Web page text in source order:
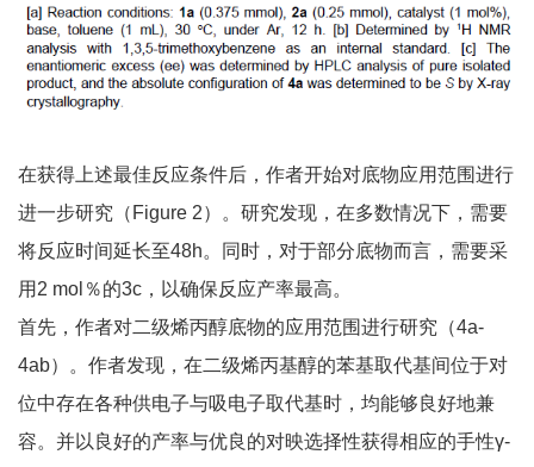
在获得上述最佳反应条件后，作者开始对底物应用范围进行
进一步研究（Figure 2）。研究发现，在多数情况下，需要
将反应时间延长至48h。同时，对于部分底物而言，需要采
用2 mol％的3c，以确保反应产率最高。
首先，作者对二级烯丙醇底物的应用范围进行研究（4a-
4ab）。作者发现，在二级烯丙基醇的苯基取代基间位于对
位中存在各种供电子与吸电子取代基时，均能够良好地兼
容。并以良好的产率与优良的对映选择性获得相应的手性γ-